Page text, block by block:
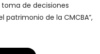
de decisiones
de la CMCBA”,